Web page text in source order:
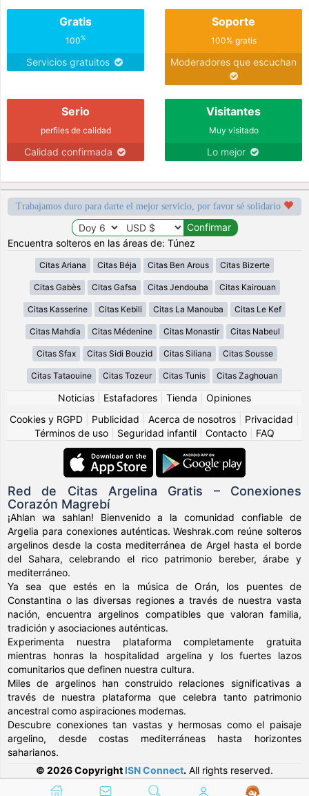
Gratis
100%
Servicios gratuitos
Soporte
100% gratis
Moderadores que escuchan
Serio
perfiles de calidad
Calidad confirmada
Visitantes
Muy visitado
Lo mejor
Trabajamos duro para darte el mejor servicio, por favor sé solidario
Encuentra solteros en las áreas de: Túnez
Citas Ariana Citas Béja Citas Ben Arous Citas Bizerte
Citas Gabès Citas Gafsa Citas Jendouba Citas Kairouan
Citas Kasserine Citas Kebili Citas La Manouba Citas Le Kef
Citas Mahdia Citas Médenine Citas Monastir Citas Nabeul
Citas Sfax Citas Sidi Bouzid Citas Siliana Citas Sousse
Citas Tataouine Citas Tozeur Citas Tunis Citas Zaghouan
Noticias Estafadores Tienda
Opiniones
Cookies y RGPD
Publicidad Acerca de nosotros Privacidad
Términos de uso
Seguridad infantil Contacto FAQ
Red de Citas Argelina Gratis – Conexiones
Corazón Magrebí
¡Ahlan wa sahlan! Bienvenido a la comunidad confiable de
Argelia para conexiones auténticas. Weshrak.com reúne solteros
argelinos desde la costa mediterránea de Argel hasta el borde
del Sahara, celebrando el rico patrimonio bereber, árabe y
mediterráneo.
Ya sea que estés en la música de Orán, los puentes de
Constantina o las diversas regiones a través de nuestra vasta
nación, encuentra argelinos compatibles que valoran familia,
tradición y asociaciones auténticas.
Experimenta nuestra plataforma completamente gratuita
mientras honras la hospitalidad argelina y los fuertes lazos
comunitarios que definen nuestra cultura.
Miles de argelinos han construido relaciones significativas a
través de nuestra plataforma que celebra tanto patrimonio
ancestral como aspiraciones modernas.
Descubre conexiones tan vastas y hermosas como el paisaje
argelino, desde costas mediterráneas hasta horizontes
saharianos.
© 2026 Copyright ISN Connect. All rights reserved.